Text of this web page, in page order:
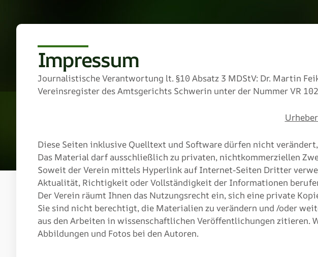
Impressum
Journalistische Verantwortung lt. §10 Absatz 3 MDStV: Dr. Martin
Vereinsregister des Amtsgerichts Schwerin unter der Nummer VR
Diese Seiten inklusive Quelltext und Software dürfen nicht
Das Material darf ausschließlich zu privaten, nichtkommerziellen
Soweit der Verein mittels Hyperlink auf Internet-Seiten Dritter
Aktualität, Richtigkeit oder Vollständigkeit der Informationen
Der Verein räumt Ihnen das Nutzungsrecht ein, sich eine private
Sie sind nicht berechtigt, die Materialien zu verändern und /oder
aus den Arbeiten in wissenschaftlichen Veröffentlichungen zitieren.
Abbildungen und Fotos bei den Autoren.